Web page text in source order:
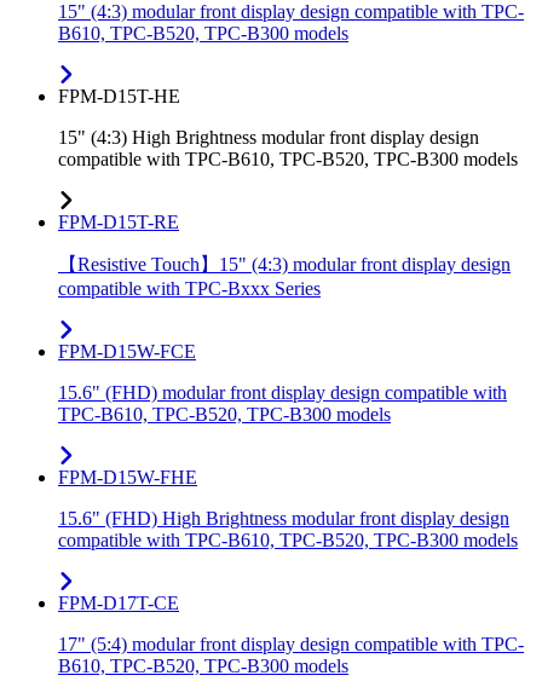
15" (4:3) modular front display design compatible with TPC-
B610, TPC-B520, TPC-B300 models
FPM-D15T-HE
15" (4:3) High Brightness modular front display design
compatible with TPC-B610, TPC-B520, TPC-B300 models
FPM-D15T-RE
【Resistive Touch】15" (4:3) modular front display design
compatible with TPC-Bxxx Series
FPM-D15W-FCE
15.6" (FHD) modular front display design compatible with
TPC-B610, TPC-B520, TPC-B300 models
FPM-D15W-FHE
15.6" (FHD) High Brightness modular front display design
compatible with TPC-B610, TPC-B520, TPC-B300 models
FPM-D17T-CE
17" (5:4) modular front display design compatible with TPC-
B610, TPC-B520, TPC-B300 models